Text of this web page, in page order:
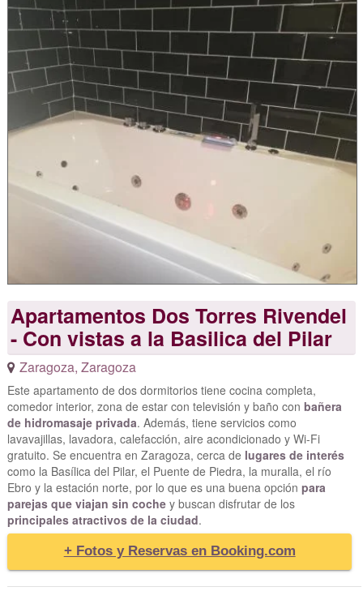
Apartamentos Dos Torres Rivendel
- Con vistas a la Basilica del Pilar
Zaragoza, Zaragoza
Este apartamento de dos dormitorios tiene cocina completa,
comedor interior, zona de estar con televisión y baño con bañera
de hidromasaje privada. Además, tiene servicios como
lavavajillas, lavadora, calefacción, aire acondicionado y Wi-Fi
gratuito. Se encuentra en Zaragoza, cerca de lugares de interés
como la Basílica del Pilar, el Puente de Piedra, la muralla, el río
Ebro y la estación norte, por lo que es una buena opción para
parejas que viajan sin cochey buscan disfrutar de los
principales atractivos de la ciudad.
+ Fotos y Reservas en Booking.com